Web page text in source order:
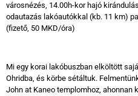
városnézés, 14.00h-kor hajó
odautazás lakóautókkal (kb. 11 km)
(fizető, 50 MKD/óra)
Mi egy korai lakóbuszban elköltött
Ohridba, és körbe sétáltuk.
John at Kaneo templomhoz, ahonnan